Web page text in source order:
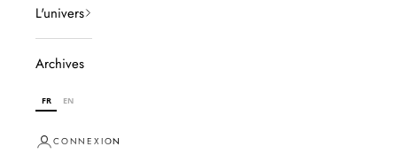
L'univers
Archives
FR EN
CONNEXION